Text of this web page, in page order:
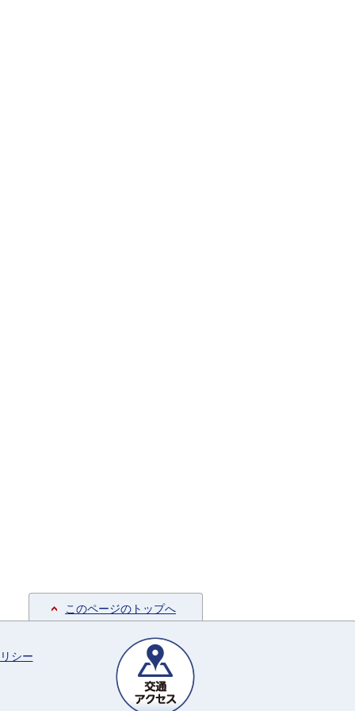
このページのトップへ
シー